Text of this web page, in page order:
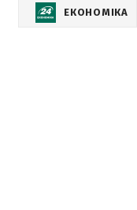
ЕКОНОМІКА